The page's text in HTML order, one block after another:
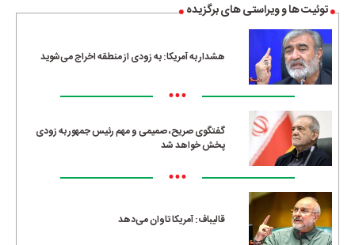
توئیت ها و ویراستی های برگزیده
هشدار به آمریکا: به زودی از منطقه اخراج می‌شوید
•••
گفتگوی صریح، صمیمی و مهم رئیس جمهور به زودی
پخش خواهد شد
•••
قالیباف: آمریکا تاوان می‌دهد